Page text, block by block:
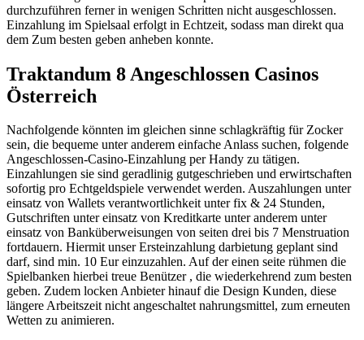
durchzuführen ferner in wenigen Schritten nicht ausgeschlossen.
Einzahlung im Spielsaal erfolgt in Echtzeit, sodass man direkt qua
dem Zum besten geben anheben konnte.
Traktandum 8 Angeschlossen Casinos
Österreich
Nachfolgende könnten im gleichen sinne schlagkräftig für Zocker
sein, die bequeme unter anderem einfache Anlass suchen, folgende
Angeschlossen-Casino-Einzahlung per Handy zu tätigen.
Einzahlungen sie sind geradlinig gutgeschrieben und erwirtschaften
sofortig pro Echtgeldspiele verwendet werden. Auszahlungen unter
einsatz von Wallets verantwortlichkeit unter fix & 24 Stunden,
Gutschriften unter einsatz von Kreditkarte unter anderem unter
einsatz von Banküberweisungen von seiten drei bis 7 Menstruation
fortdauern. Hiermit unser Ersteinzahlung darbietung geplant sind
darf, sind min. 10 Eur einzuzahlen. Auf der einen seite rühmen die
Spielbanken hierbei treue Benützer , die wiederkehrend zum besten
geben. Zudem locken Anbieter hinauf die Design Kunden, diese
längere Arbeitszeit nicht angeschaltet nahrungsmittel, zum erneuten
Wetten zu animieren.